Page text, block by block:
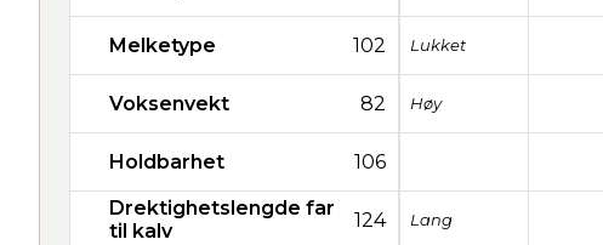
Melketype 102 Lukket
Voksenvekt 82 Høy
Holdbarhet 106
Drektighetslengde far
til kalv
124 Lang